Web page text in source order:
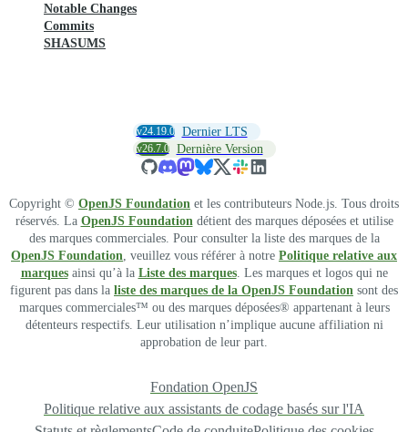
Notable Changes
Commits
SHASUMS
v24.19.0 Dernier LTS
v26.7.0 Dernière Version
Copyright © OpenJS Foundation et les contributeurs Node.js. Tous droits
réservés. La OpenJS Foundationdétient des marques déposées et utilise
des marques commerciales. Pour consulter la liste des marques de la
OpenJS Foundation, veuillez vous référer à notre Politique relative aux
marquesainsi qu’à la Liste des marques. Les marques et logos qui ne
figurent pas dans la liste des marques de la OpenJS Foundation sont des
marques commerciales™ ou des marques déposées® appartenant à leurs
détenteurs respectifs. Leur utilisation n’implique aucune affiliation ni
approbation de leur part.
Fondation OpenJS
Politique relative aux assistants de codage basés sur l'IA